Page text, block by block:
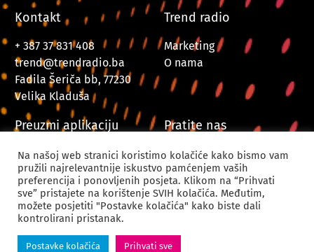
Kontakt
+ 387 37 831 408
trend@trendradio.ba
Fadila Šeriča bb, 77230
Velika Kladuša
Trend radio
Marketing
O nama
Preuzmi aplikaciju Pratite nas
© 2024. Trend Radio Velika Kladuša. Sva prava zadržana.
Powered by
CODUS | Digital Creative Agency
Na našoj web stranici koristimo kolačiće kako bismo vam
pružili najrelevantnije iskustvo pamćenjem vaših
preferencija i ponovljenih posjeta. Klikom na “Prihvati
sve” pristajete na korištenje SVIH kolačića. Međutim,
možete posjetiti "Postavke kolačića" kako biste dali
kontrolirani pristanak.
Postavke kolačića Prihvati sve